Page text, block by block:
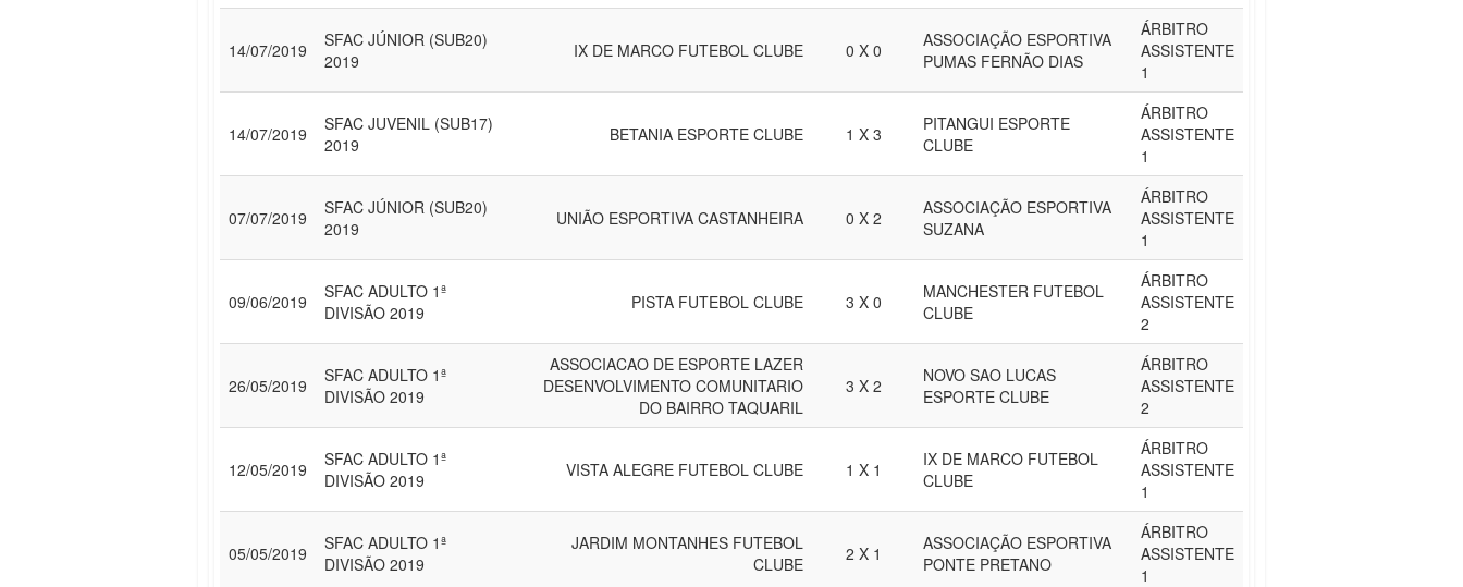
14/07/2019
SFAC JÚNIOR (SUB20)
2019
IX DE MARCO FUTEBOL CLUBE 0 X 0
ASSOCIAÇÃO ESPORTIVA
PUMAS FERNÃO DIAS
ÁRBITRO
ASSISTENTE
1
14/07/2019
SFAC JUVENIL (SUB17)
2019
BETANIA ESPORTE CLUBE 1 X 3
PITANGUI ESPORTE
CLUBE
ÁRBITRO
ASSISTENTE
1
07/07/2019
SFAC JÚNIOR (SUB20)
2019
UNIÃO ESPORTIVA CASTANHEIRA 0 X 2
ASSOCIAÇÃO ESPORTIVA
SUZANA
ÁRBITRO
ASSISTENTE
1
09/06/2019
SFAC ADULTO 1ª
DIVISÃO 2019
PISTA FUTEBOL CLUBE 3 X 0
MANCHESTER FUTEBOL
CLUBE
ÁRBITRO
ASSISTENTE
2
26/05/2019
SFAC ADULTO 1ª
DIVISÃO 2019
ASSOCIACAO DE ESPORTE LAZER
DESENVOLVIMENTO COMUNITARIO
DO BAIRRO TAQUARIL
3 X 2
NOVO SAO LUCAS
ESPORTE CLUBE
ÁRBITRO
ASSISTENTE
2
12/05/2019
SFAC ADULTO 1ª
DIVISÃO 2019
VISTA ALEGRE FUTEBOL CLUBE 1 X 1
IX DE MARCO FUTEBOL
CLUBE
ÁRBITRO
ASSISTENTE
1
05/05/2019
SFAC ADULTO 1ª
DIVISÃO 2019
JARDIM MONTANHES FUTEBOL
CLUBE
2 X 1
ASSOCIAÇÃO ESPORTIVA
PONTE PRETANO
ÁRBITRO
ASSISTENTE
1